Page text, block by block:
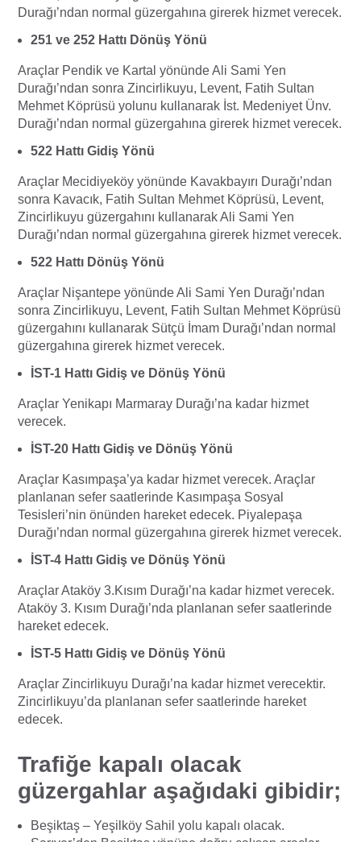
Durağı’ndan normal güzergahına girerek hizmet verecek.
251 ve 252 Hattı Dönüş Yönü
Araçlar Pendik ve Kartal yönünde Ali Sami Yen
Durağı’ndan sonra Zincirlikuyu, Levent, Fatih Sultan
Mehmet Köprüsü yolunu kullanarak İst. Medeniyet Ünv.
Durağı’ndan normal güzergahına girerek hizmet verecek.
522 Hattı Gidiş Yönü
Araçlar Mecidiyeköy yönünde Kavakbayırı Durağı’ndan
sonra Kavacık, Fatih Sultan Mehmet Köprüsü, Levent,
Zincirlikuyu güzergahını kullanarak Ali Sami Yen
Durağı’ndan normal güzergahına girerek hizmet verecek.
522 Hattı Dönüş Yönü
Araçlar Nişantepe yönünde Ali Sami Yen Durağı’ndan
sonra Zincirlikuyu, Levent, Fatih Sultan Mehmet Köprüsü
güzergahını kullanarak Sütçü İmam Durağı’ndan normal
güzergahına girerek hizmet verecek.
İST-1 Hattı Gidiş ve Dönüş Yönü
Araçlar Yenikapı Marmaray Durağı’na kadar hizmet
verecek.
İST-20 Hattı Gidiş ve Dönüş Yönü
Araçlar Kasımpaşa’ya kadar hizmet verecek. Araçlar
planlanan sefer saatlerinde Kasımpaşa Sosyal
Tesisleri’nin önünden hareket edecek. Piyalepaşa
Durağı’ndan normal güzergahına girerek hizmet verecek.
İST-4 Hattı Gidiş ve Dönüş Yönü
Araçlar Ataköy 3.Kısım Durağı’na kadar hizmet verecek.
Ataköy 3. Kısım Durağı’nda planlanan sefer saatlerinde
hareket edecek.
İST-5 Hattı Gidiş ve Dönüş Yönü
Araçlar Zincirlikuyu Durağı’na kadar hizmet verecektir.
Zincirlikuyu’da planlanan sefer saatlerinde hareket
edecek.
Trafiğe kapalı olacak
güzergahlar aşağıdaki gibidir;
Beşiktaş – Yeşilköy Sahil yolu kapalı olacak.